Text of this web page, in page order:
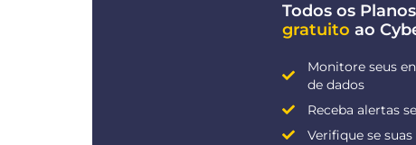
Todos os
gratuito ao
Monitore seus
de dados
Receba alertas
Verifique se